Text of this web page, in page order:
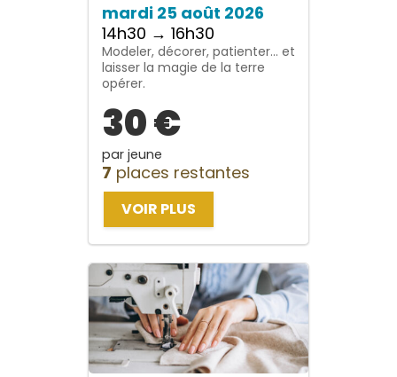
mardi 25 août 2026
14h30 → 16h30
Modeler, décorer, patienter… et
laisser la magie de la terre
opérer.
30 €
par jeune
7 places restantes
VOIR PLUS